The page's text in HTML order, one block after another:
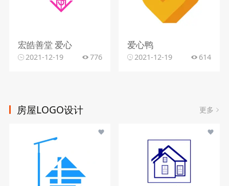
宏皓善堂 爱心
2021-12-19 776
爱心鸭
2021-12-19 614
房屋LOGO设计 更多